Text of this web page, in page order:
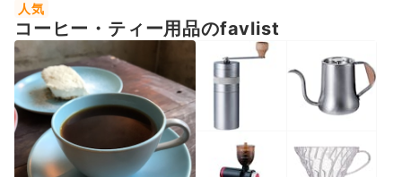
さはやや目立つ印象です。淹れたコーヒーは後味に渋みが残ったもの
の、豆本来のフルーティな味わいは感じられました。稼動音は82.3dB
とうるさく低評価に。また、1杯分（15g）の豆を挽くのに3分以上か
かったことが大きなネックとなりました。キュルキュルという高い音
がひたすら続くのでかなりストレスに感じます。手入れのしやすさは
高評価に。ホッパーと粉受けを取り外して洗えるうえ、ミルの刃は本
体から取り外して丸洗いできます。さらに、ブラシが付属しているた
め本体の周りに飛び散った粉の掃き掃除も楽にできるでしょう。
人気
コーヒー・ティー用品のfavlist